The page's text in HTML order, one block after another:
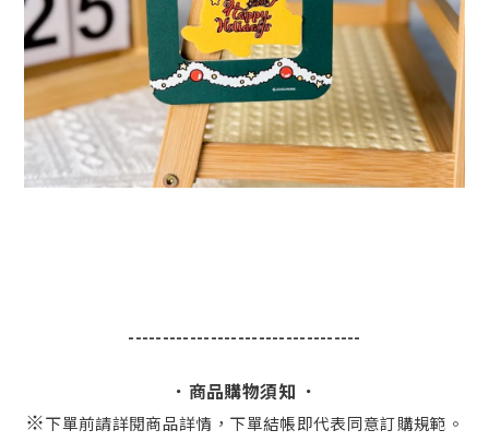
----------------------------------
．商品購物須知 ．
※下單前請詳閱商品詳情，下單結帳即代表同意訂購規範。